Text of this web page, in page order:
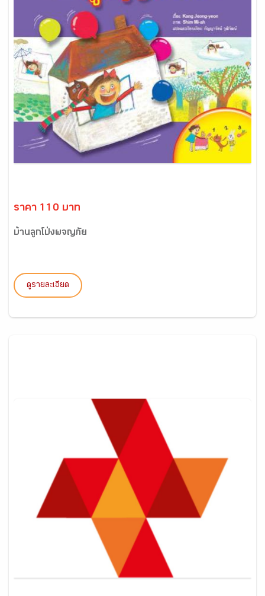
ราคา 110 บาท
บ้านลูกโป่งผจญภัย
ดูรายละเอียด